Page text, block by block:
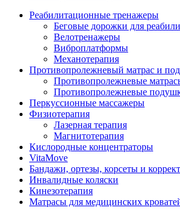
Реабилитационные тренажеры
Беговые дорожки для
Велотренажеры
Виброплатформы
Механотерапия
Противопролежневый матрас и
Противопролежневые
Противопролежневые
Перкуссионные массажеры
Физиотерапия
Лазерная терапия
Магнитотерапия
Кислородные концентраторы
VitaMove
Бандажи, ортезы, корсеты и
Инвалидные коляски
Кинезотерапия
Матрасы для медицинских